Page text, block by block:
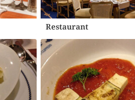
Restaurant